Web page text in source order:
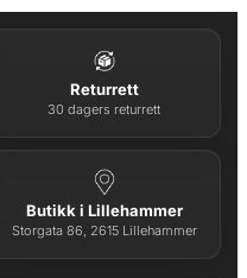
Returrett
30 dagers returrett
Butikk i Lillehammer
Storgata 86, 2615 Lillehammer